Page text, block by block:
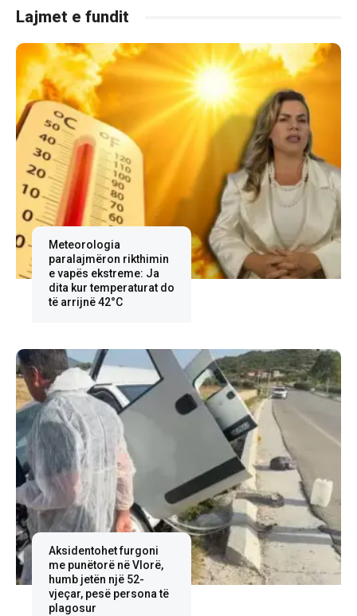
Lajmet e fundit
Meteorologia
paralajmëron rikthimin
e vapës ekstreme: Ja
dita kur temperaturat do
të arrijnë 42°C
Aksidentohet furgoni
me punëtorë në Vlorë,
humb jetën një 52-
vjeçar, pesë persona të
plagosur